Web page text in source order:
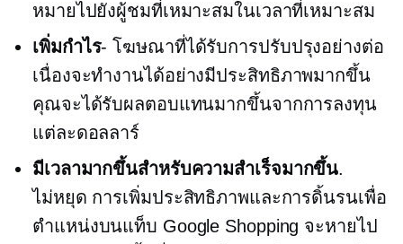
หมายไปยังผู้ชมที่เหมาะสมในเวลาที่เหมาะสม
เพิ่มกำไร- โฆษณาที่ได้รับการปรับปรุงอย่างต่อ
เนื่องจะทำงานได้อย่างมีประสิทธิภาพมากขึ้น
คุณจะได้รับผลตอบแทนมากขึ้นจากการลงทุน
แต่ละดอลลาร์
มีเวลามากขึ้นสำหรับความสำเร็จมากขึ้น.
ไม่หยุด การเพิ่มประสิทธิภาพและการดิ้นรนเพื่อ
ตำแหน่งบนแท็บ Google Shopping จะหายไป